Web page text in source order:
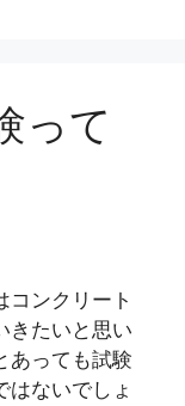
って
コンクリート
きたいと思い
あっても試験
はないでしょ